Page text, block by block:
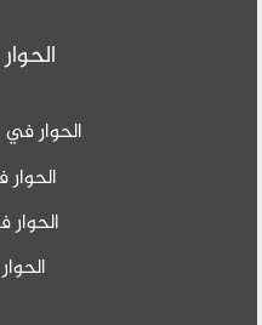
الحوار في
الحوار